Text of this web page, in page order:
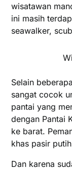
wisatawan
ini masih
seawalker,
Selain
sangat cocok
pantai yang
dengan Pantai
ke barat.
khas pasir
Dan karena